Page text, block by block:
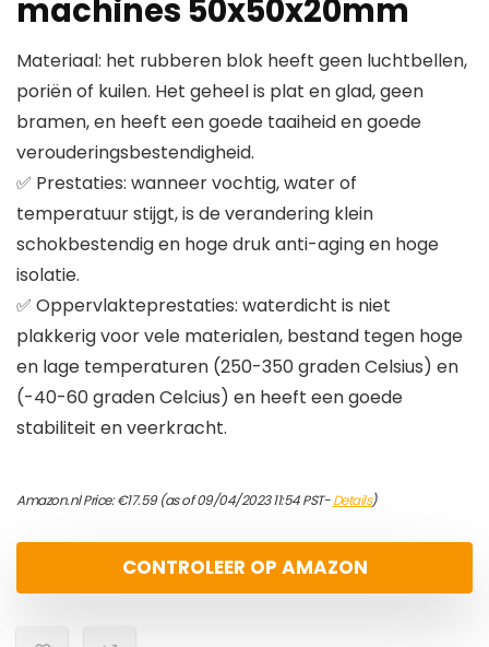
machines 50x50x20mm
Materiaal: het rubberen blok heeft geen luchtbellen,
poriën of kuilen. Het geheel is plat en glad, geen
bramen, en heeft een goede taaiheid en goede
verouderingsbestendigheid.
✅ Prestaties: wanneer vochtig, water of
temperatuur stijgt, is de verandering klein
schokbestendig en hoge druk anti-aging en hoge
isolatie.
✅ Oppervlakteprestaties: waterdicht is niet
plakkerig voor vele materialen, bestand tegen hoge
en lage temperaturen (250-350 graden Celsius) en
(-40-60 graden Celcius) en heeft een goede
stabiliteit en veerkracht.
Amazon.nl Price:€17.59(as of 09/04/2023 11:54 PST-Details)
CONTROLEER OP AMAZON